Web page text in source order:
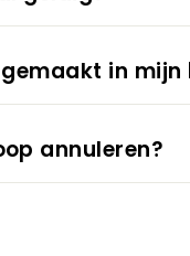
in
annuleren?